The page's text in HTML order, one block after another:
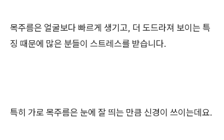
목주름은 얼굴보다 빠르게 생기고, 더 도드라져 보이는 특
징 때문에 많은 분들이 스트레스를 받습니다.
특히 가로 목주름은 눈에 잘 띄는 만큼 신경이 쓰이는데요.